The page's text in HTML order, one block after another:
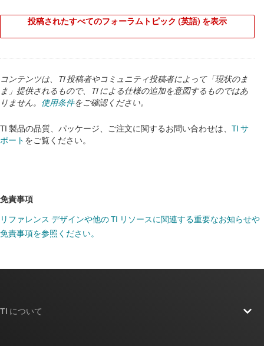
投稿されたすべてのフォーラムトピック (英語) を表示
コンテンツは、TI 投稿者やコミュニティ投稿者によって「現状のま
ま」提供されるもので、TI による仕様の追加を意図するものではあ
りません。 使用条件をご確認ください。
TI 製品の品質、パッケージ、ご注文に関するお問い合わせは、 TI サ
ポート をご覧ください。
免責事項
リファレンス デザインや他の TI リソースに関連する重要なお知らせや
免責事項を参照ください。
TI について